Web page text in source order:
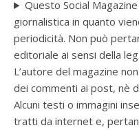
Questo Social
giornalistica in quanto
periodicità. Non può
editoriale ai sensi della
L’autore del magazine
dei commenti ai post, nè
Alcuni testi o immagini
tratti da internet e,